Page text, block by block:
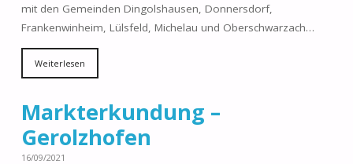
mit den Gemeinden Dingolshausen, Donnersdorf,
Frankenwinheim, Lülsfeld, Michelau und Oberschwarzach…
Weiterlesen
Markterkundung –
Gerolzhofen
16/09/2021